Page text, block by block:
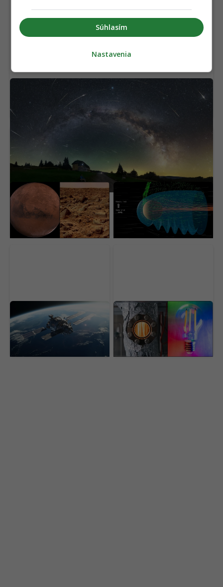
Súhlasím
Nastavenia
Slovensko čaká noc plná padajúcich hviezd.
Takéto podmienky na Perseidy sa často
Takmer 20-ročný záber
z Marsu opäť vyvoláva
rozruch. Ľudia nechcú
uveriť tomu, čo vidia
Vedci nad Marsom
objavili tajomné
neviditeľné vlny, ktoré
ho pomaly ničia. Nedá sa
to zastaviť
Ľudia už na to nestačia.
Umelá inteligencia
dostane veľkú
zodpovednosť vo
vesmíre
Stačila im obyčajná
žiarovka. Vedci vytvorili
revolučný reaktor, ktorý
vyrieši problém
desaťročia